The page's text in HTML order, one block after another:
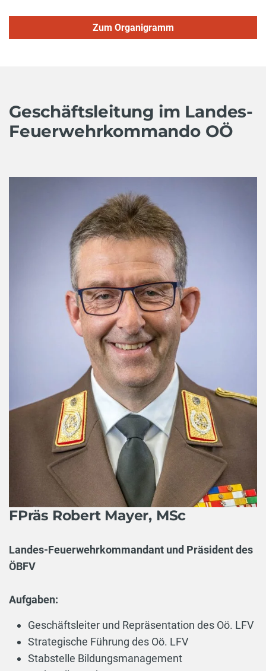
Zum Organigramm
Geschäftsleitung im Landes-
Feuerwehrkommando OÖ
FPräs Robert Mayer, MSc
Landes-Feuerwehrkommandant und Präsident des
ÖBFV
Aufgaben:
Geschäftsleiter und Repräsentation des Oö. LFV
Strategische Führung des Oö. LFV
Stabstelle Bildungsmanagement